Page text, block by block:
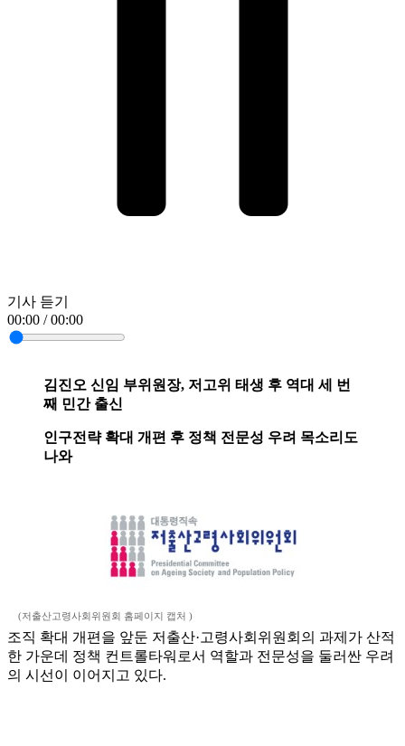
기사 듣기
00:00 / 00:00
김진오 신임 부위원장, 저고위 태생 후 역대 세 번
째 민간 출신
인구전략 확대 개편 후 정책 전문성 우려 목소리도
나와
(저출산고령사회위원회 홈페이지 캡처 )
조직 확대 개편을 앞둔 저출산·고령사회위원회의 과제가 산적
한 가운데 정책 컨트롤타워로서 역할과 전문성을 둘러싼 우려
의 시선이 이어지고 있다.